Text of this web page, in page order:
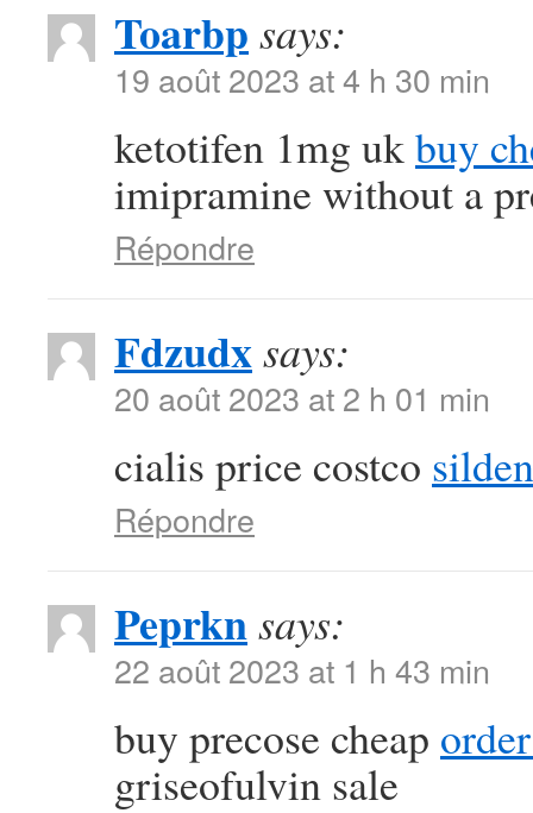
Toarbp says:
19 août 2023 at 4 h 30 min
ketotifen 1mg ukbuy
imipramine without a
Répondre
Fdzudxsays:
20 août 2023 at 2 h 01 min
cialis price costco
Répondre
Peprknsays:
22 août 2023 at 1 h 43 min
buy precose cheap
griseofulvin sale